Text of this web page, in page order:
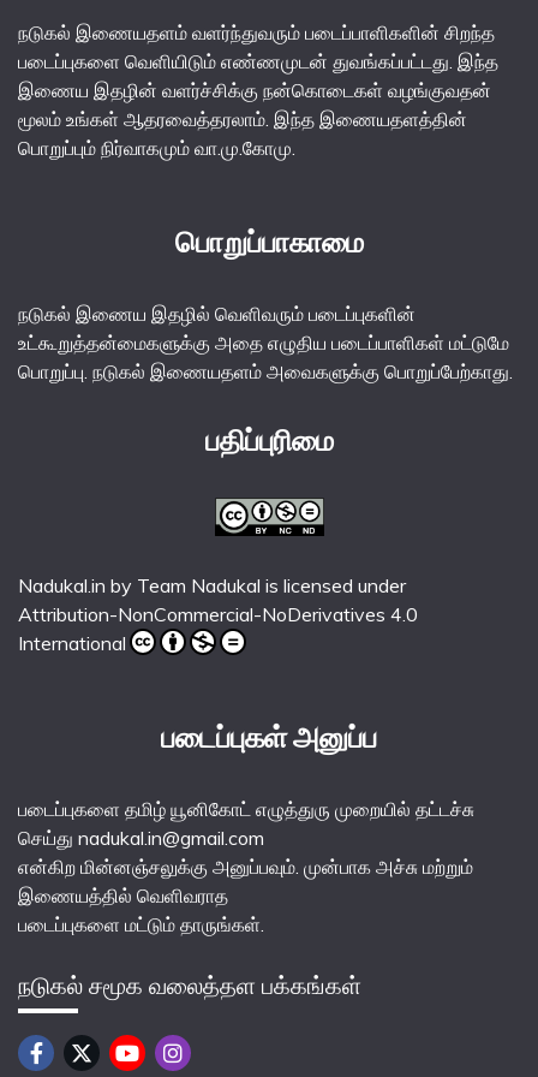
நடுகல் இணையதளம் வளர்ந்துவரும் படைப்பாளிகளின் சிறந்த
படைப்புகளை வெளியிடும் எண்ணமுடன் துவங்கப்பட்டது. இந்த
இணைய இதழின் வளர்ச்சிக்கு நன்கொடைகள் வழங்குவதன்
மூலம் உங்கள் ஆதரவைத்தரலாம். இந்த இணையதளத்தின்
பொறுப்பும் நிர்வாகமும் வா.மு.கோமு.
பொறுப்பாகாமை
நடுகல் இணைய இதழில் வெளிவரும் படைப்புகளின்
உட்கூறுத்தன்மைகளுக்கு அதை எழுதிய படைப்பாளிகள் மட்டுமே
பொறுப்பு. நடுகல் இணையதளம் அவைகளுக்கு பொறுப்பேற்காது.
பதிப்புரிமை
Nadukal.in by Team Nadukal is licensed under
Attribution-NonCommercial-NoDerivatives 4.0
International
படைப்புகள் அனுப்ப
படைப்புகளை தமிழ் யூனிகோட் எழுத்துரு முறையில் தட்டச்சு
செய்து nadukal.in@gmail.com
என்கிற மின்னஞ்சலுக்கு அனுப்பவும். முன்பாக அச்சு மற்றும்
இணையத்தில் வெளிவராத
படைப்புகளை மட்டும் தாருங்கள்.
நடுகல் சமூக வலைத்தள பக்கங்கள்